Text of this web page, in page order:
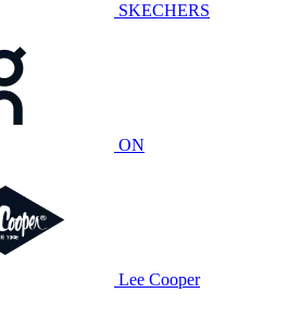
SKECHERS
ON
Lee Cooper